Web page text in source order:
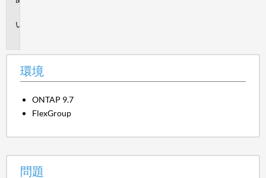
環境
ONTAP 9.7
FlexGroup
問題